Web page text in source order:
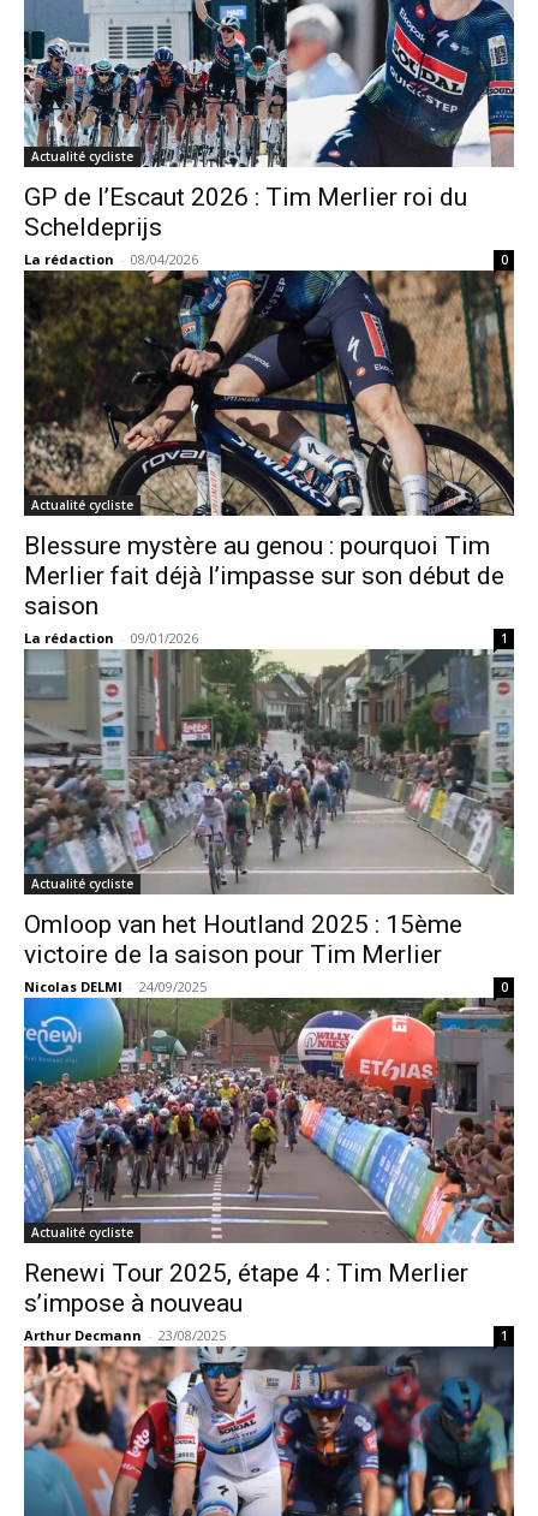
Actualité cycliste
GP de l’Escaut 2026 : Tim Merlier roi du
Scheldeprijs
La rédaction - 08/04/2026 0
Actualité cycliste
Blessure mystère au genou : pourquoi Tim
Merlier fait déjà l’impasse sur son début de
saison
La rédaction - 09/01/2026 1
Actualité cycliste
Omloop van het Houtland 2025 : 15ème
victoire de la saison pour Tim Merlier
Nicolas DELMI - 24/09/2025 0
Actualité cycliste
Renewi Tour 2025, étape 4 : Tim Merlier
s’impose à nouveau
Arthur Decmann - 23/08/2025 1